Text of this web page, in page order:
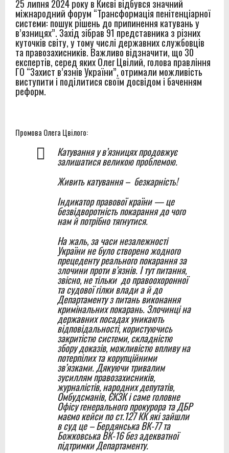
Вінницької виправної колонії №86
Звіт за результатами моніторингового візиту до
Вінницької установи виконання покарань №1
Правозахисники представили в ОБСЄ докази
депортації людей із місць несвободи на тимчасово
25 липня 2024 року в Києві відбувся значний
міжнародний форум “Трансформація пенітенціарної
системи: пошук рішень до припинення катувань у
в’язницях”. Захід зібрав 91 представника з різних
куточків світу, у тому числі державних службовців
та правозахисників. Важливо відзначити, що 30
експертів, серед яких Олег Цвілий, голова правління
ГО “Захист в’язнів України”, отримали можливість
виступити і поділитися своїм досвідом і баченням
реформ.
Промова Олега Цвілого:
Катування у в’язницях продовжує
залишатися великою проблемою.
Живить катування – безкарність!
Індикатор правової країни — це
безвідворотність покарання до чого
нам й потрібно тягнутися.
На жаль, за часи незалежності
України не було створено жодного
прецеденту реального покарання за
злочини проти в’язнів. І тут питання,
звісно, не тільки до правоохоронної
та судової гілки влади а й до
Департаменту з питань виконання
кримінальних покарань. Злочинці на
державних посадах уникають
відповідальності, користуючись
закритістю системи, складністю
збору доказів, можливістю впливу на
потерпілих та корупційними
зв’язками. Дякуючи тривалим
зусиллям правозахисників,
журналістів, народних депутатів,
Омбудсманів, ЄКЗК і саме головне
Офісу генерального прокурора та ДБР
маємо кейси по ст.127 КК які зайшли
в суд це – Бердянська ВК-77 та
Божковська ВК-16 без адекватної
підтримки Департаменту.